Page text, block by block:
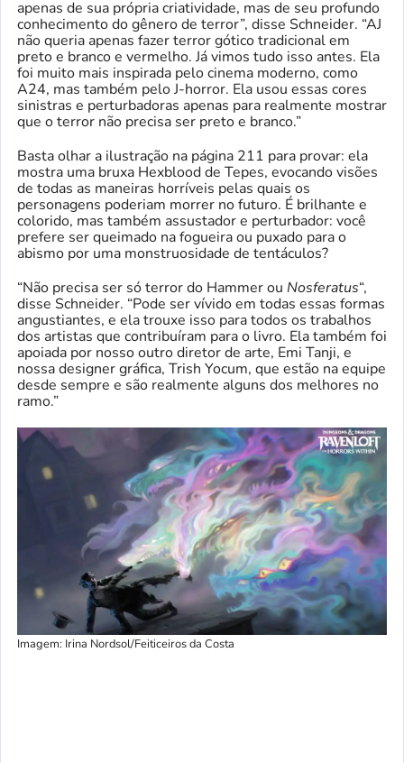
apenas de sua própria criatividade, mas de seu profundo
conhecimento do gênero de terror”, disse Schneider. “AJ
não queria apenas fazer terror gótico tradicional em
preto e branco e vermelho. Já vimos tudo isso antes. Ela
foi muito mais inspirada pelo cinema moderno, como
A24, mas também pelo J-horror. Ela usou essas cores
sinistras e perturbadoras apenas para realmente mostrar
que o terror não precisa ser preto e branco.”
Basta olhar a ilustração na página 211 para provar: ela
mostra uma bruxa Hexblood de Tepes, evocando visões
de todas as maneiras horríveis pelas quais os
personagens poderiam morrer no futuro. É brilhante e
colorido, mas também assustador e perturbador: você
prefere ser queimado na fogueira ou puxado para o
abismo por uma monstruosidade de tentáculos?
“Não precisa ser só terror do Hammer ou Nosferatus“,
disse Schneider. “Pode ser vívido em todas essas formas
angustiantes, e ela trouxe isso para todos os trabalhos
dos artistas que contribuíram para o livro. Ela também foi
apoiada por nosso outro diretor de arte, Emi Tanji, e
nossa designer gráfica, Trish Yocum, que estão na equipe
desde sempre e são realmente alguns dos melhores no
ramo.”
Imagem: Irina Nordsol/Feiticeiros da Costa